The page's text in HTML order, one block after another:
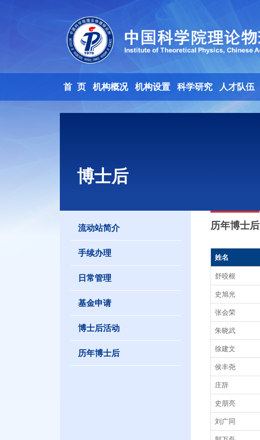
首 页 机构概况 机构设置 科学研究 人才队伍
博士后
流动站简介
手续办理
日常管理
基金申请
博士后活动
历年博士后
历年博士后
姓名
舒咬根
史旭光
张会荣
朱晓武
徐建文
侯丰尧
庄辞
史朋亮
刘广同